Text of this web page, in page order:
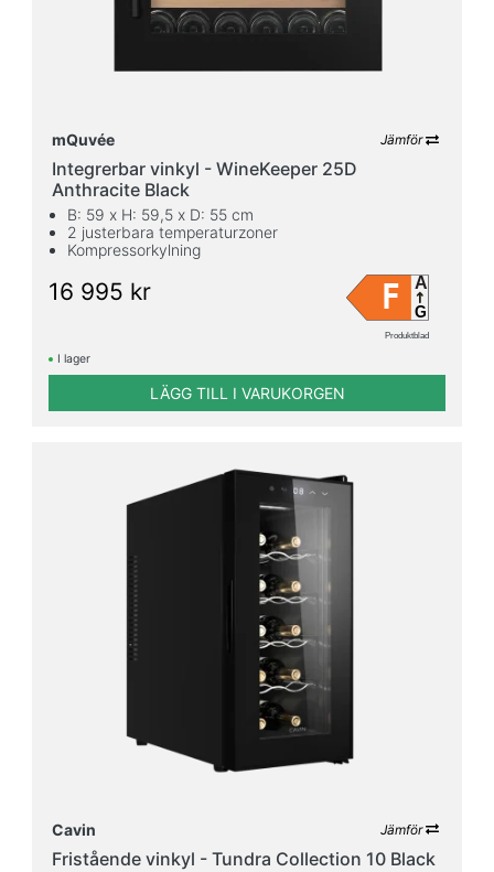
mQuvée Jämför
Integrerbar vinkyl - WineKeeper 25D
Anthracite Black
B: 59 x H: 59,5 x D: 55 cm
2 justerbara temperaturzoner
Kompressorkylning
16 995 kr F A
G
Produktblad
I lager
LÄGG TILL I VARUKORGEN
Cavin Jämför
Fristående vinkyl - Tundra Collection 10 Black